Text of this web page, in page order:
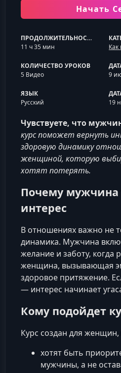
Начать
ПРОДОЛЖИТЕЛЬНОСТЬ
11 ч 35 мин
КОЛИЧЕСТВО УРОКОВ
5 Видео
9
ЯЗЫК
Русский
19
Чувствуете, что
курс поможет вернуть
здоровую динамику
женщиной, которую
хотят потерять.
Почему мужчина
интерес
В отношениях важно не
динамика. Мужчина
желание и заботу, когда
женщина, вызывающая
здоровое притяжение.
— интерес начинает
Кому подойдет
Курс создан для
хотят быть
мужчины, а не